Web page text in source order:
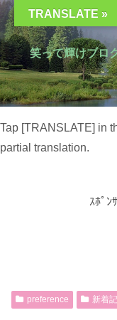
笑って輝けブロ
Tap [TRANSLATE] in
partial translation.
ｽﾎﾟﾝ
preference 新着
TRANSLATE »